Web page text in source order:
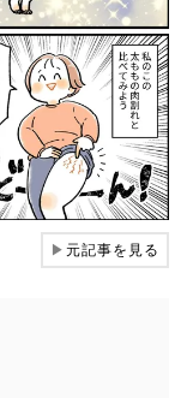
▶元記事を見る